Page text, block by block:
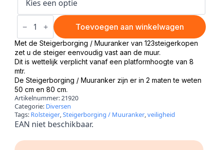
Steigerborging
Muuranker
aantal
Toevoegen aan winkelwagen
Met de Steigerborging / Muuranker van 123steigerkopen
zet u de steiger eenvoudig vast aan de muur.
Dit is wettelijk verplicht vanaf een platformhoogte van 8
mtr.
De Steigerborging / Muuranker zijn er in 2 maten te weten
50 cm en 80 cm.
Artikelnummer:21920
Categorie: Diversen
Tags: Rolsteiger,Steigerborging / Muuranker,veiligheid
EAN niet beschikbaar.